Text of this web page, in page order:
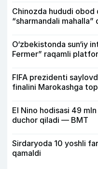
Chinozda hududi obod
“sharmandali
O‘zbekistonda sun‘iy
Fermer” raqamli
FIFA prezidenti
finalini Marokashga
El Nino hodisasi 49
duchor qiladi — BMT
Sirdaryoda 10 yoshli
qamaldi